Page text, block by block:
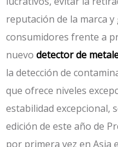
reputación de la marca
consumidores frente a
nuevo detector de
la detección de
que ofrece niveles
estabilidad excepcional,
edición de este año de
por primera vez en Asia